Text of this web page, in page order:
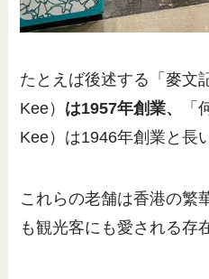
たとえば後述する「麥文
Kee） は1957年創業、
Kee）は1946年創業と長
これらの老舗は香港の繁
も観光客にも愛される存